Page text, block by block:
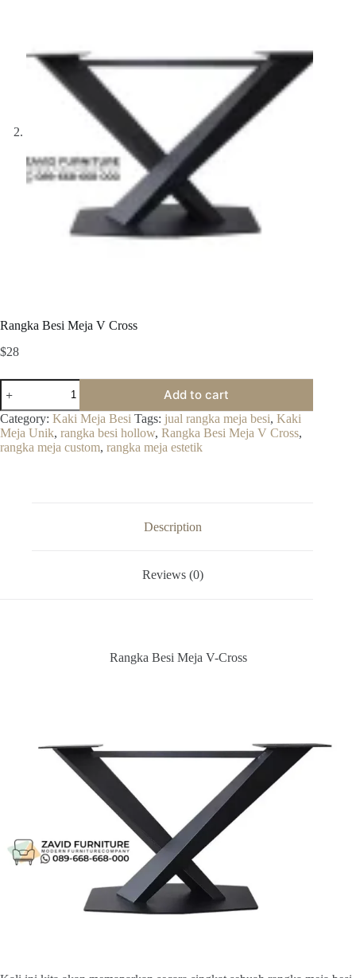
Rangka Besi Meja V Cross
$28
Rangka
Besi
Meja
V
Cross
quantity
Add to cart
Category: Kaki Meja Besi Tags: jual rangka meja besi, Kaki
Meja Unik, rangka besi hollow, Rangka Besi Meja V Cross,
rangka meja custom, rangka meja estetik
Description
Reviews (0)
Rangka Besi Meja V-Cross